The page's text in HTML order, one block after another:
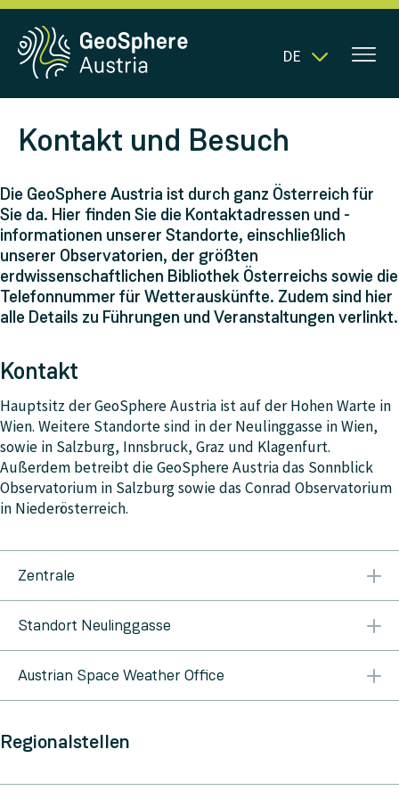
DE
Kontakt und Besuch
Die GeoSphere Austria ist durch ganz Österreich für
Sie da. Hier finden Sie die Kontaktadressen und -
informationen unserer Standorte, einschließlich
unserer Observatorien, der größten
erdwissenschaftlichen Bibliothek Österreichs sowie die
Telefonnummer für Wetterauskünfte. Zudem sind hier
alle Details zu Führungen und Veranstaltungen verlinkt.
Kontakt
Hauptsitz der GeoSphere Austria ist auf der Hohen Warte in
Wien. Weitere Standorte sind in der Neulinggasse in Wien,
sowie in Salzburg, Innsbruck, Graz und Klagenfurt.
Außerdem betreibt die GeoSphere Austria das Sonnblick
Observatorium in Salzburg sowie das Conrad Observatorium
in Niederösterreich.
Zentrale
kontakt@geosphere.at
Standort Neulinggasse
kontakt@geosphere.at
Austrian Space Weather Office
weltraumwetter@geosphere.at
Regionalstellen